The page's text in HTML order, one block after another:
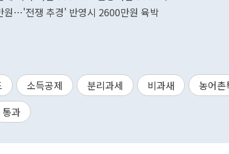
원…'전쟁 추경' 반영시 2600만원 육박
소득공제 분리과세 비과새
농어촌
통과